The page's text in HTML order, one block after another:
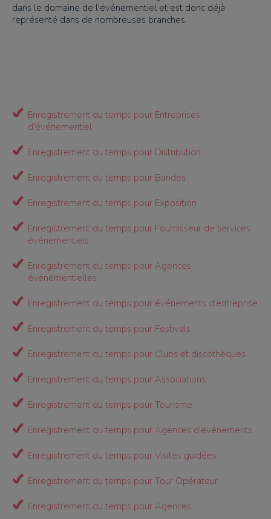
dans le domaine de l'événementiel et est donc déjà
représenté dans de nombreuses branches.
Enregistrement du temps pour Entreprises
d'événementiel
Enregistrement du temps pour Distribution
Enregistrement du temps pour Bandes
Enregistrement du temps pour Exposition
Enregistrement du temps pour Fournisseur de services
événementiels
Enregistrement du temps pour Agences
événementielles
Enregistrement du temps pour événements d'entreprise
Enregistrement du temps pour Festivals
Enregistrement du temps pour Clubs et discothèques
Enregistrement du temps pour Associations
Enregistrement du temps pour Tourisme
Enregistrement du temps pour Agences d'événements
Enregistrement du temps pour Visites guidées
Enregistrement du temps pour Tour Opérateur
Enregistrement du temps pour Agences